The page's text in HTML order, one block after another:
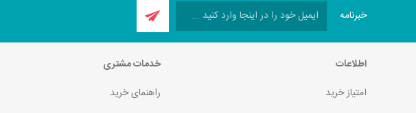
خبرنامه
اطلاعات
امتیاز خرید
خدمات مشتری
راهنمای خرید